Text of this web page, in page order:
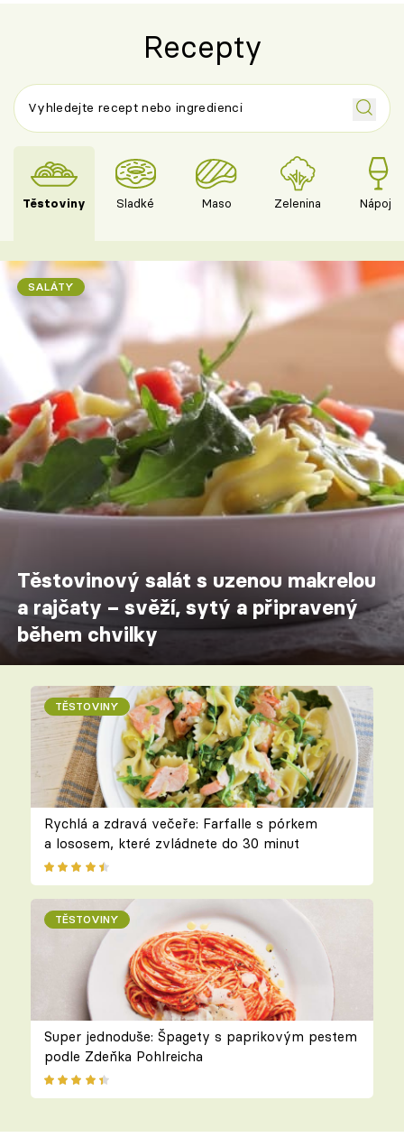
Recepty
Těstoviny Sladké Maso Zelenina Nápoje
SALÁTY
Těstovinový salát s uzenou makrelou
a rajčaty – svěží, sytý a připravený
během chvilky
TĚSTOVINY
Rychlá a zdravá večeře: Farfalle s pórkem
a lososem, které zvládnete do 30 minut
TĚSTOVINY
Super jednoduše: Špagety s paprikovým pestem
podle Zdeňka Pohlreicha